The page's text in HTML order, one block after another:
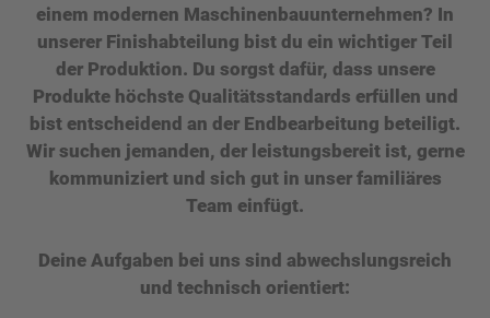
einem modernen Maschinenbauunternehmen? In
unserer Finishabteilung bist du ein wichtiger Teil
der Produktion. Du sorgst dafür, dass unsere
Produkte höchste Qualitätsstandards erfüllen und
bist entscheidend an der Endbearbeitung beteiligt.
Wir suchen jemanden, der leistungsbereit ist, gerne
kommuniziert und sich gut in unser familiäres
Team einfügt.
Deine Aufgaben bei uns sind abwechslungsreich
und technisch orientiert: